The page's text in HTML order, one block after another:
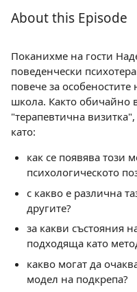
About this Episode
Поканихме на гости
поведенчески
повече за
школа. Както обичайно
"терапевтична
като:
как се появява този
психологическото
с какво е различна
другите?
за какви състояния
подходяща като
какво могат да
модел на подкрепа?